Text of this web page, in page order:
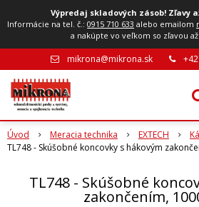
Výpredaj skladových zásob! Zľavy
Informácie na tel. č.:0915 710 633 alebo emailom
a nakúpte vo veľkom so zľavou až
mikrona@mikrona.sk
Úvod Meracia technika EXTECH
TL748 - Skúšobné koncovky s hákovým
TL748 - Skúšobné
zakončením,